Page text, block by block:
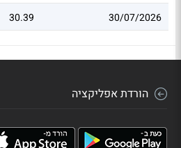
30/07/2026
30.39
הורדת אפליקציה